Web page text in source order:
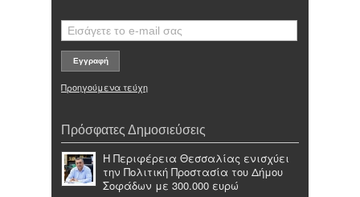
Προηγούμενα τεύχη
Πρόσφατες Δημοσιεύσεις
Η Περιφέρεια Θεσσαλίας ενισχύει
την Πολιτική Προστασία του Δήμου
Σοφάδων με 300.000 ευρώ